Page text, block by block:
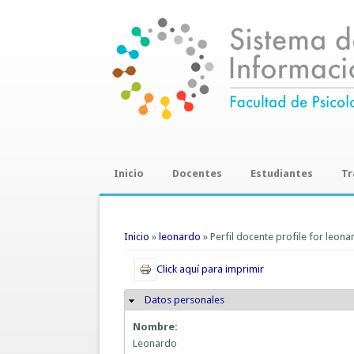
Inicio Docentes Estudiantes
Se encuentra usted aquí
Inicio » leonardo » Perfil docente profile for
Click aquí para imprimir
Ocultar
Datos personales
Nombre:
Leonardo